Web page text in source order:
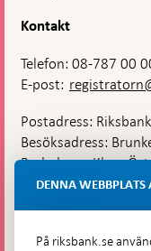
Kontakt
Telefon: 08-787 00
E-post:
Postadress:
Besöksadress:
Budadress: Klara
Lastplats 6
DENNA WEBBPLATS
På riksbank.se